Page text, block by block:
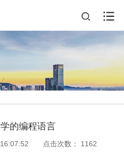
的编程语言
点击次数： 1162